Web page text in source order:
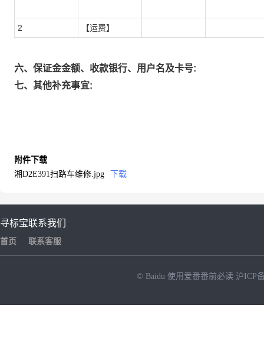
2 【运费】
六、保证金金额、收款银行、用户名及卡号:
七、其他补充事宜:
附件下载
湘D2E391扫路车维修.jpg
下载
寻标宝
首页
联系我们
联系客服
© Baidu 使用爱番番前必读 沪ICP